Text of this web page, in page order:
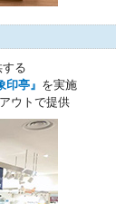
る
亭』 を実施
ウトで提供